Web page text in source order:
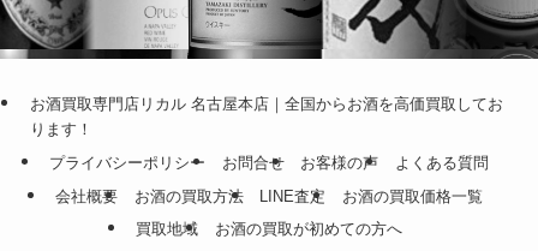
お酒買取専門店リカル 名古屋本店｜全国からお酒を高価買取してお
ります！
プライバシーポリシー
お問合せ お客様の声
よくある質問
会社概要
お酒の買取方法 LINE査定
お酒の買取価格一覧
買取地域
お酒の買取が初めての方へ